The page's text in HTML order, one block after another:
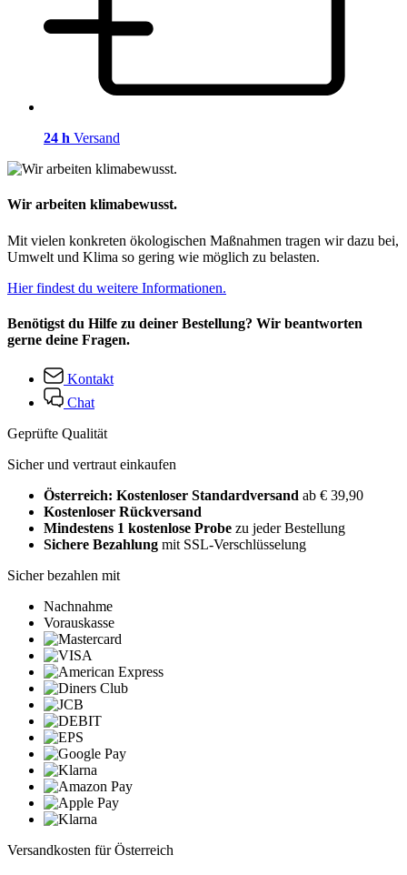
24 h Versand
Wir arbeiten klimabewusst.
Mit vielen konkreten ökologischen Maßnahmen tragen wir dazu bei,
Umwelt und Klima so gering wie möglich zu belasten.
Hier findest du weitere Informationen.
Benötigst du Hilfe zu deiner Bestellung? Wir beantworten
gerne deine Fragen.
Kontakt
Chat
Geprüfte Qualität
Sicher und vertraut einkaufen
Österreich: Kostenloser Standardversand ab € 39,90
Kostenloser Rückversand
Mindestens 1 kostenlose Probe zu jeder Bestellung
Sichere Bezahlung mit SSL-Verschlüsselung
Sicher bezahlen mit
Nachnahme
Vorauskasse
Versandkosten für Österreich